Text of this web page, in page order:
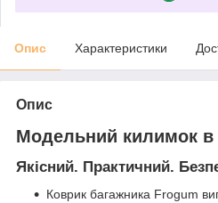
Опис Характеристики
Опис
Модельний килимок в
Якісний. Практичний.
Коврик багажника Frogum